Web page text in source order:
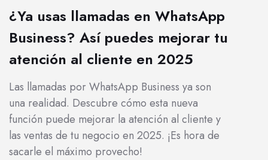
¿Ya usas llamadas en WhatsApp
Business? Así puedes mejorar tu
atención al cliente en 2025
Las llamadas por WhatsApp Business ya son
una realidad. Descubre cómo esta nueva
función puede mejorar la atención al cliente y
las ventas de tu negocio en 2025. ¡Es hora de
sacarle el máximo provecho!